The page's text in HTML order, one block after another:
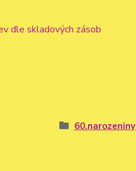
dle skladových zásob
60.narozeniny